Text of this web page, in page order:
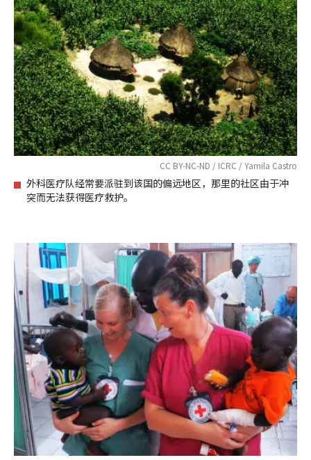
CC BY-NC-ND / ICRC / Yamila Castro
外科医疗队经常要派驻到该国的偏远地区，那里的社区由于冲
突而无法获得医疗救护。